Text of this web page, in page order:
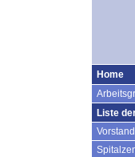
Home
Liste
Vorstand